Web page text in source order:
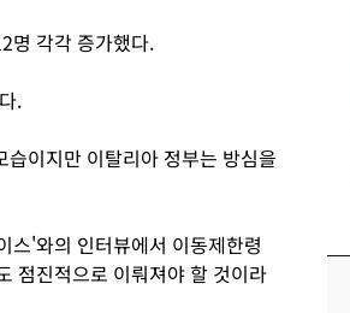
명 각각 증가했다.
.
이지만 이탈리아 정부는 방심을
스'와의 인터뷰에서 이동제한령
점진적으로 이뤄져야 할 것이라